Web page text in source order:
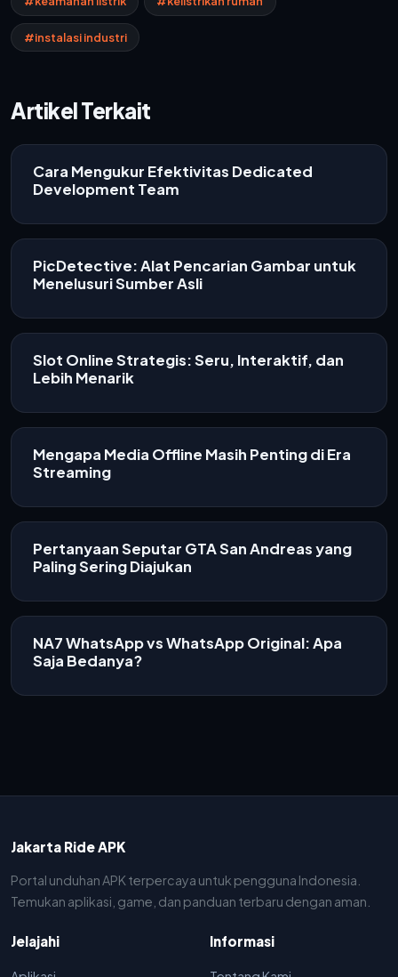
#instalasi industri
Artikel Terkait
Cara Mengukur Efektivitas Dedicated
Development Team
PicDetective: Alat Pencarian Gambar untuk
Menelusuri Sumber Asli
Slot Online Strategis: Seru, Interaktif, dan
Lebih Menarik
Mengapa Media Offline Masih Penting di Era
Streaming
Pertanyaan Seputar GTA San Andreas yang
Paling Sering Diajukan
NA7 WhatsApp vs WhatsApp Original: Apa
Saja Bedanya?
Jakarta Ride APK
Portal unduhan APK terpercaya untuk pengguna Indonesia.
Temukan aplikasi, game, dan panduan terbaru dengan aman.
Jelajahi Informasi